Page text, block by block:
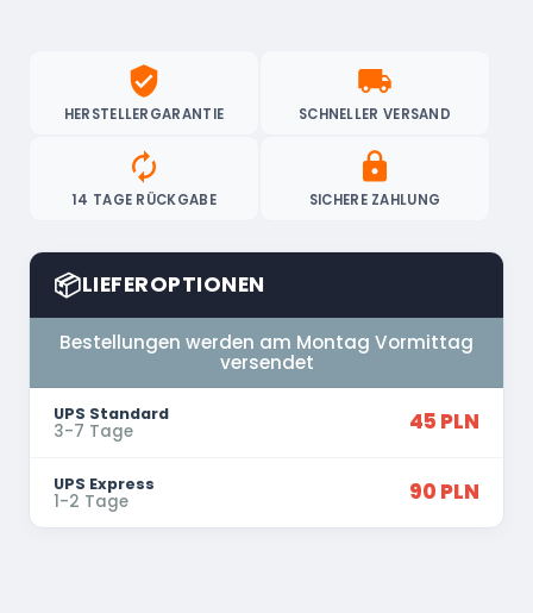
verified_user
HERSTELLERGARANTIE
local_shipping
SCHNELLER VERSAND
autorenew
14 TAGE RÜCKGABE
lock
SICHERE ZAHLUNG
📦LIEFEROPTIONEN
Bestellungen werden am Montag Vormittag
versendet
UPS Standard
3-7 Tage 45 PLN
UPS Express
1-2 Tage 90 PLN